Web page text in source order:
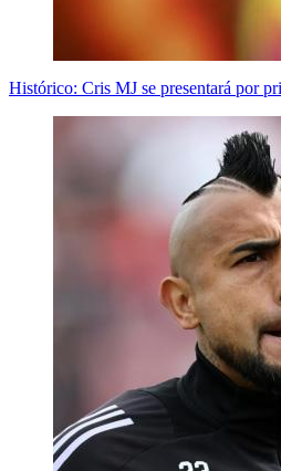
Histórico: Cris MJ se presentará por